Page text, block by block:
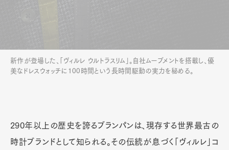
新作が登場した、「ヴィルレ ウルトラスリム」。自社ムーブメントを搭載し、優
美なドレスウォッチに100時間という長時間駆動の実力を秘める。
290年以上の歴史を誇るブランパンは、現存する世界最古の
時計ブランドとして知られる。その伝統が息づく「ヴィルレ」コ